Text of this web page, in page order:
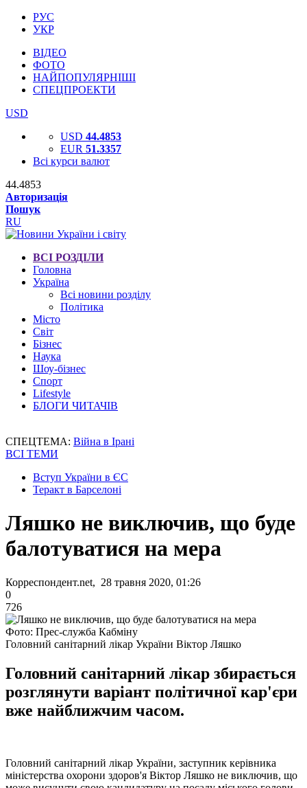
РУС
УКР
ВІДЕО
ФОТО
НАЙПОПУЛЯРНІШІ
СПЕЦПРОЕКТИ
USD
USD 44.4853
EUR 51.3357
Всі курси валют
44.4853
Авторизація
Пошук
RU
ВСІ РОЗДІЛИ
Головна
Україна
Всі новини розділу
Політика
Місто
Світ
Бізнес
Наука
Шоу-бізнес
Спорт
Lifestyle
БЛОГИ ЧИТАЧІВ
СПЕЦТЕМА: Війна в Ірані
ВСІ ТЕМИ
Вступ України в ЄС
Теракт в Барселоні
Ляшко не виключив, що буде
балотуватися на мера
Корреспондент.net, 28 травня 2020, 01:26
0
726
Фото: Прес-служба Кабміну
Головний санітарний лікар України Віктор Ляшко
Головний санітарний лікар збирається
розглянути варіант політичної кар'єри
вже найближчим часом.
Головний санітарний лікар України, заступник керівника
міністерства охорони здоров'я Віктор Ляшко не виключив, що